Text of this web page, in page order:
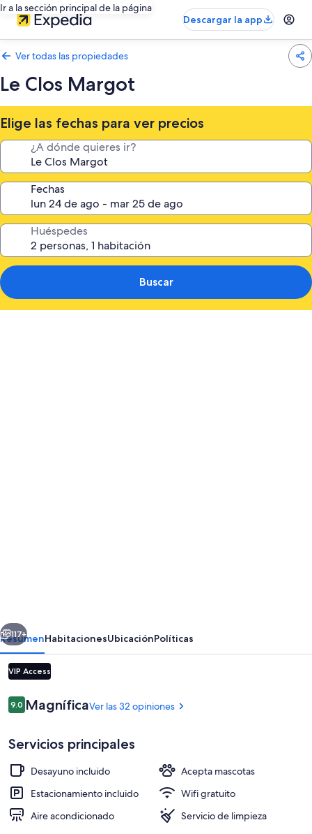
Ir a la sección principal de la página
Descargar la app
Ver todas las propiedades
Le Clos Margot
Elige las fechas para ver precios
¿A dónde quieres ir?
Fechas
Huéspedes
Buscar
Entrada de la propiedad
Siguiente
117+
ResumenHabitacionesUbicaciónPolíticas
VIP Access
Opiniones
9.09.0 de 10,
MagníficaVer las 32 opiniones
Servicios principales
Desayuno incluido
Acepta mascotas
Estacionamiento incluido
Wifi gratuito
Aire acondicionado
Servicio de limpieza